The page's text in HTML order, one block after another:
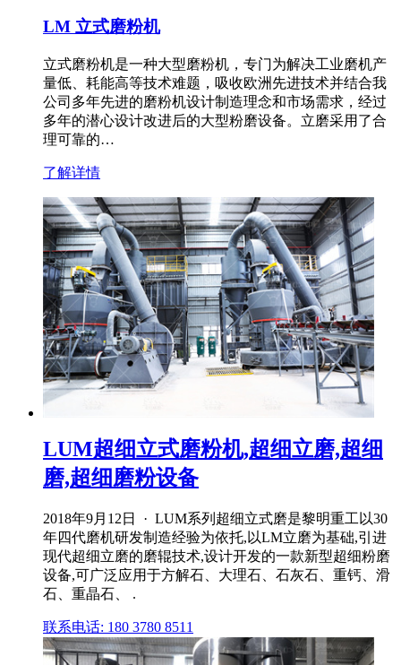
LM 立式磨粉机
立式磨粉机是一种大型磨粉机，专门为解决工业磨机产
量低、耗能高等技术难题，吸收欧洲先进技术并结合我
公司多年先进的磨粉机设计制造理念和市场需求，经过
多年的潜心设计改进后的大型粉磨设备。立磨采用了合
理可靠的…
了解详情
LUM超细立式磨粉机,超细立磨,超细
磨,超细磨粉设备
2018年9月12日 · LUM系列超细立式磨是黎明重工以30
年四代磨机研发制造经验为依托,以LM立磨为基础,引进
现代超细立磨的磨辊技术,设计开发的一款新型超细粉磨
设备,可广泛应用于方解石、大理石、石灰石、重钙、滑
石、重晶石、 .
联系电话: 180 3780 8511